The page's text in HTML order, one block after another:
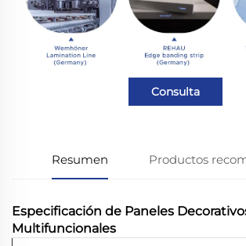
Consulta
Resumen Productos
Especificación de Paneles
Multifuncionales